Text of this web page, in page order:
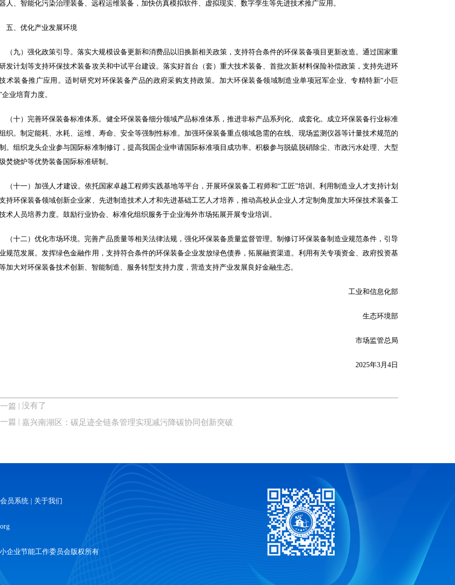
人、智能化污染治理装备、远程运维装备，加快仿真模拟软件、虚拟现实、数字孪生等先进技术推广应用。
五、优化产业发展环境
（九）强化政策引导。落实大规模设备更新和消费品以旧换新相关政策，支持符合条件的环保装备项目更新改造。通过国家重
发计划等支持环保技术装备攻关和中试平台建设。落实好首台（套）重大技术装备、首批次新材料保险补偿政策，支持先进环
术装备推广应用。适时研究对环保装备产品的政府采购支持政策。加大环保装备领域制造业单项冠军企业、专精特新“小巨
企业培育力度。
（十）完善环保装备标准体系。健全环保装备细分领域产品标准体系，推进非标产品系列化、成套化。成立环保装备行业标准
织。制定能耗、水耗、运维、寿命、安全等强制性标准。加强环保装备重点领域急需的在线、现场监测仪器等计量技术规范的
。组织龙头企业参与国际标准制修订，提高我国企业申请国际标准项目成功率。积极参与脱硫脱硝除尘、市政污水处理、大型
焚烧炉等优势装备国际标准研制。
（十一）加强人才建设。依托国家卓越工程师实践基地等平台，开展环保装备工程师和“工匠”培训。利用制造业人才支持计划
持环保装备领域创新企业家、先进制造技术人才和先进基础工艺人才培养，推动高校从企业人才定制角度加大环保技术装备工
术人员培养力度。鼓励行业协会、标准化组织服务于企业海外市场拓展开展专业培训。
（十二）优化市场环境。完善产品质量等相关法律法规，强化环保装备质量监督管理。制修订环保装备制造业规范条件，引导
规范发展。发挥绿色金融作用，支持符合条件的环保装备企业发放绿色债券，拓展融资渠道。利用有关专项资金、政府投资基
加大对环保装备技术创新、智能制造、服务转型支持力度，营造支持产业发展良好金融生态。
工业和信息化部
生态环境部
市场监管总局
2025年3月4日
一篇 | 没有了
一篇 | 嘉兴南湖区：碳足迹全链条管理实现减污降碳协同创新突破
会员系统 | 关于我们
企业节能工作委员会版权所有